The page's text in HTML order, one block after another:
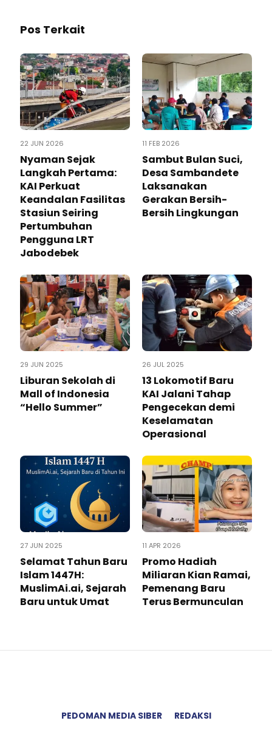
Pos Terkait
22 JUN 2026
Nyaman Sejak
Langkah Pertama:
KAI Perkuat
Keandalan Fasilitas
Stasiun Seiring
Pertumbuhan
Pengguna LRT
Jabodebek
11 FEB 2026
Sambut Bulan Suci,
Desa Sambandete
Laksanakan
Gerakan Bersih-
Bersih Lingkungan
29 JUN 2025
Liburan Sekolah di
Mall of Indonesia
“Hello Summer”
26 JUL 2025
13 Lokomotif Baru
KAI Jalani Tahap
Pengecekan demi
Keselamatan
Operasional
27 JUN 2025
Selamat Tahun Baru
Islam 1447H:
MuslimAi.ai, Sejarah
Baru untuk Umat
11 APR 2026
Promo Hadiah
Miliaran Kian Ramai,
Pemenang Baru
Terus Bermunculan
PEDOMAN MEDIA SIBER REDAKSI